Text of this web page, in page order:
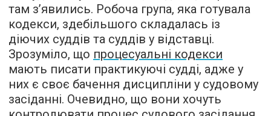
там з’явились. Робоча група, яка готувала
кодекси, здебільшого складалась із
діючих суддів та суддів у відставці.
Зрозуміло, що процесуальні кодекси
мають писати практикуючі судді, адже у
них є своє бачення дисципліни у судовому
засіданні. Очевидно, що вони хочуть